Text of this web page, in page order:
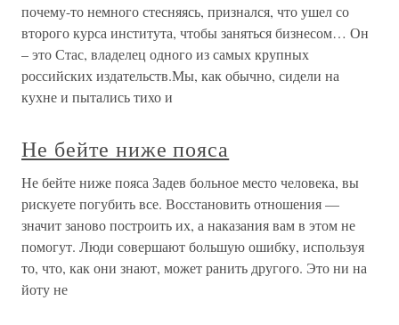
почему-то немного стесняясь, признался, что ушел со
второго курса института, чтобы заняться бизнесом… Он
– это Стас, владелец одного из самых крупных
российских издательств.Мы, как обычно, сидели на
кухне и пытались тихо и
Не бейте ниже пояса
Не бейте ниже пояса Задев больное место человека, вы
рискуете погубить все. Восстановить отношения —
значит заново построить их, а наказания вам в этом не
помогут. Люди совершают боль­шую ошибку, используя
то, что, как они знают, может ра­нить другого. Это ни на
йоту не